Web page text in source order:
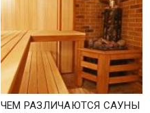
ЧЕМ РАЗЛИЧАЮТСЯ САУНЫ